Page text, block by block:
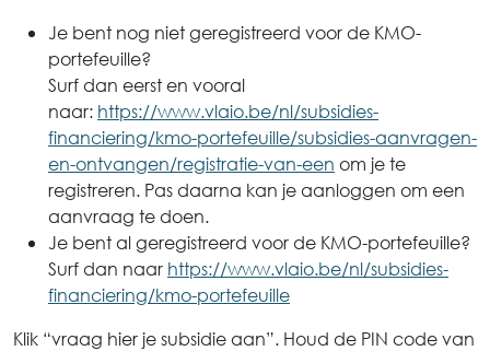
Je bent nog niet geregistreerd voor de KMO-
portefeuille?
Surf dan eerst en vooral
naar: https://www.vlaio.be/nl/subsidies-
financiering/kmo-portefeuille/subsidies-aanvragen-
en-ontvangen/registratie-van-een om je te
registreren. Pas daarna kan je aanloggen om een
aanvraag te doen.
Je bent al geregistreerd voor de KMO-portefeuille?
Surf dan naar https://www.vlaio.be/nl/subsidies-
financiering/kmo-portefeuille
Klik “vraag hier je subsidie aan”. Houd de PIN code van